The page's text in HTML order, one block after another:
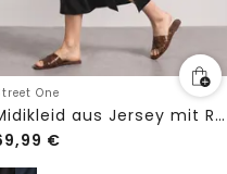
One
Midikleid aus Jersey mit Rundhals
€